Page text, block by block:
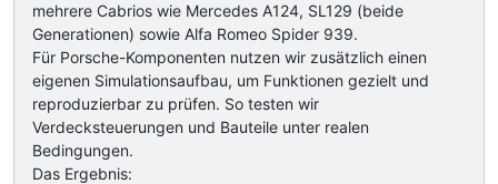
mehrere Cabrios wie Mercedes A124, SL129 (beide
Generationen) sowie Alfa Romeo Spider 939.
Für Porsche-Komponenten nutzen wir zusätzlich einen
eigenen Simulationsaufbau, um Funktionen gezielt und
reproduzierbar zu prüfen. So testen wir
Verdecksteuerungen und Bauteile unter realen
Bedingungen.
Das Ergebnis: